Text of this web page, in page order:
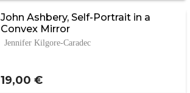
John Ashbery, Self-Portrait in a
Convex Mirror
Jennifer Kilgore-Caradec
Prix
19,00 €